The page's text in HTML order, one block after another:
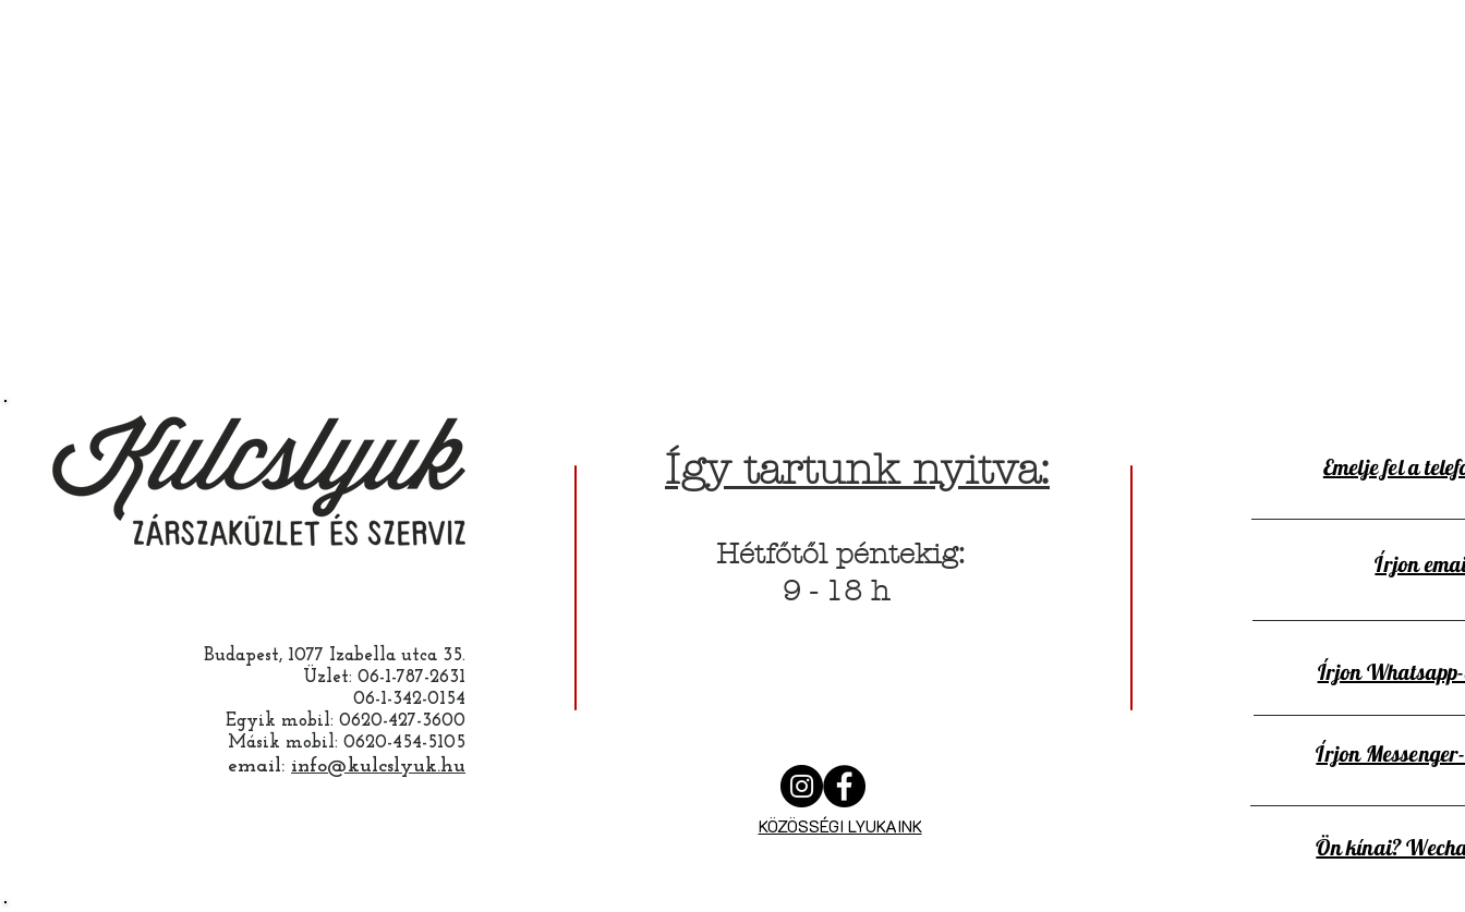
Budapest, 1077 Izabella utca 35.
Üzlet: 06-1-787-2631
06-1-342-0154
Egyik mobil: 0620-427-3600
Másik mobil: 0620-454-5105
email: info@kulcslyuk.hu
Így tartunk nyitva:
Hétfőtől péntekig:
9 - 18 h
KÖZÖSSÉGI LYUKAINK
Emelje fel a
Írjon
Írjon
Írjon
Ön kínai?